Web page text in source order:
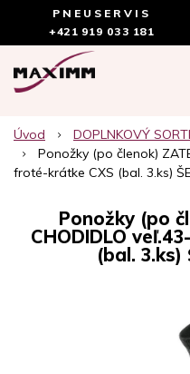
PNEUSERVIS
+421 919 033 181
Úvod DOPLNKOVÝ
Ponožky (po členok)
froté-krátke CXS (bal. 3.ks)
Ponožky (po
CHODIDLO
(bal. 3.ks)